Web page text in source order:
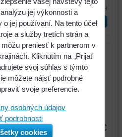
6,61 € s DPH
ks Vložiť do košíka
nástrčný
TRIPLEplus priechodný
orech, 14mm
5,82 €
jej výkonnosti a
o jej používaní. Na tento účel
a služby tretích strán a
preniesť k partnerom v
Kliknutím na „Prijať
svoj súhlas s týmto
môžete nájsť podrobné
svoje preferencie.
osobných údajov
podrobnosti
cookies